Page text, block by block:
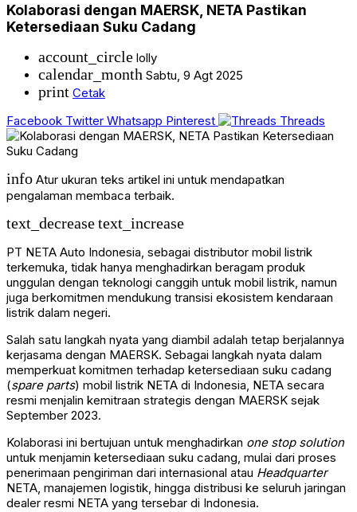
Kolaborasi dengan MAERSK, NETA Pastikan
Ketersediaan Suku Cadang
account_circle lolly
calendar_month Sabtu, 9 Agt 2025
print Cetak
Facebook Twitter Whatsapp Pinterest Threads
info Atur ukuran teks artikel ini untuk mendapatkan
pengalaman membaca terbaik.
text_decreasetext_increase
PT NETA Auto Indonesia, sebagai distributor mobil listrik
terkemuka, tidak hanya menghadirkan beragam produk
unggulan dengan teknologi canggih untuk mobil listrik, namun
juga berkomitmen mendukung transisi ekosistem kendaraan
listrik dalam negeri.
Salah satu langkah nyata yang diambil adalah tetap berjalannya
kerjasama dengan MAERSK. Sebagai langkah nyata dalam
memperkuat komitmen terhadap ketersediaan suku cadang
(spare parts) mobil listrik NETA di Indonesia, NETA secara
resmi menjalin kemitraan strategis dengan MAERSK sejak
September 2023.
Kolaborasi ini bertujuan untuk menghadirkan one stop solution
untuk menjamin ketersediaan suku cadang, mulai dari proses
penerimaan pengiriman dari internasional atau Headquarter
NETA, manajemen logistik, hingga distribusi ke seluruh jaringan
dealer resmi NETA yang tersebar di Indonesia.